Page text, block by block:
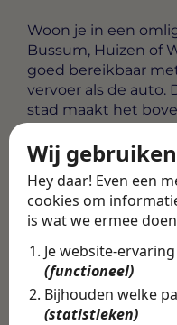
Wij
Hey daar! Even een
cookies om
is wat we ermee
Je website-
(functioneel)
Bijhouden welke
(statistieken)
Woon je in een
Bussum, Huizen of
goed bereikbaar
vervoer als de auto.
stad maakt het
slag te gaan, mocht
verkennen wat er
jouw vakgebied.
Alle vacatures·
Terug
Deel deze